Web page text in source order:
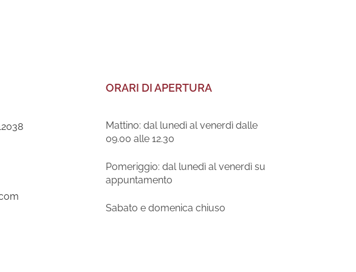
ORARI DI APERTURA
Mattino: dal lunedì al venerdì dalle
09.00 alle 12.30
Pomeriggio: dal lunedì al venerdì su
appuntamento
Sabato e domenica chiuso